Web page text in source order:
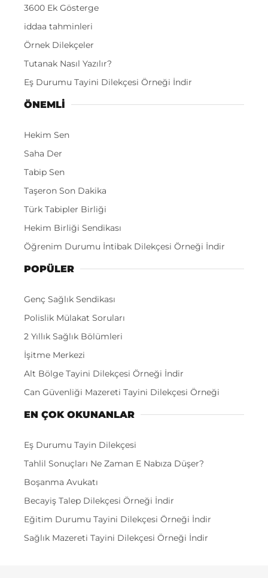
3600 Ek Gösterge
iddaa tahminleri
Örnek Dilekçeler
Tutanak Nasıl Yazılır?
Eş Durumu Tayini Dilekçesi Örneği İndir
ÖNEMLI
Hekim Sen
Saha Der
Tabip Sen
Taşeron Son Dakika
Türk Tabipler Birliği
Hekim Birliği Sendikası
Öğrenim Durumu İntibak Dilekçesi Örneği İndir
POPÜLER
Genç Sağlık Sendikası
Polislik Mülakat Soruları
2 Yıllık Sağlık Bölümleri
İşitme Merkezi
Alt Bölge Tayini Dilekçesi Örneği İndir
Can Güvenliği Mazereti Tayini Dilekçesi Örneği
EN ÇOK OKUNANLAR
Eş Durumu Tayin Dilekçesi
Tahlil Sonuçları Ne Zaman E Nabıza Düşer?
Boşanma Avukatı
Becayiş Talep Dilekçesi Örneği İndir
Eğitim Durumu Tayini Dilekçesi Örneği İndir
Sağlık Mazereti Tayini Dilekçesi Örneği İndir